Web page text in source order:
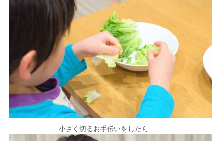
小さく切るお手伝いをしたら……